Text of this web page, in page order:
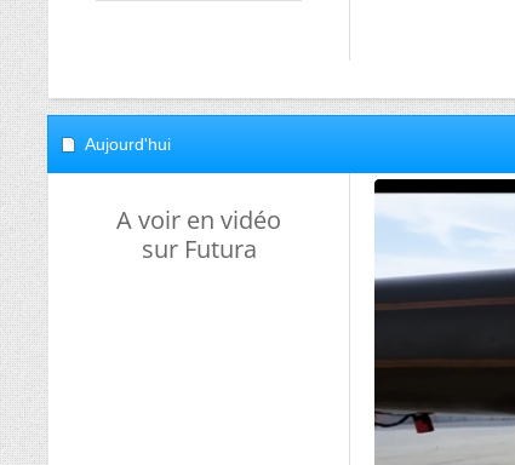
Aujourd'hui
A voir en vidéo
sur Futura